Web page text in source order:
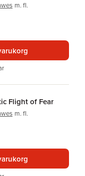
m. fl.
Flight of Fear
m. fl.